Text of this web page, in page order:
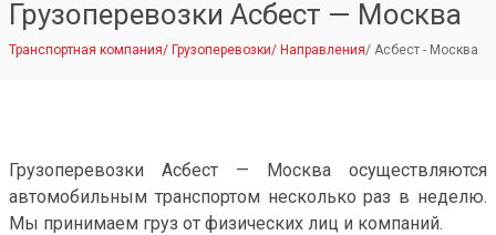
Грузоперевозки Асбест — Москва
Транспортная компания/ Грузоперевозки/ Направления/ Асбест - Москва
Грузоперевозки Асбест — Москва осуществляются
автомобильным транспортом несколько раз в неделю.
Мы принимаем груз от физических лиц и компаний.